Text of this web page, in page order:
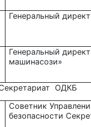
Генеральный
Генеральный
машинасози»
ОДКБ
Советник
безопасности